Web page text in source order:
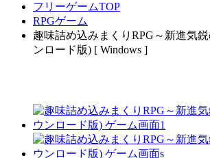
フリーゲームTOP
RPGゲーム
趣味詰め込みまくりRPG～新進気
ンロード版) [ Windows ]